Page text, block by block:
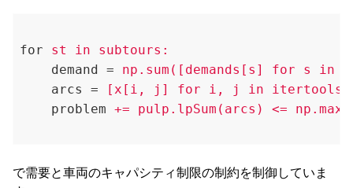
for
st in subtours:
demand = np.sum([demands[s] for s in
arcs
=
[x[i, j] for i, j in
problem += pulp.lpSum(arcs) <=
で需要と車両のキャパシティ制限の制約を制御していま